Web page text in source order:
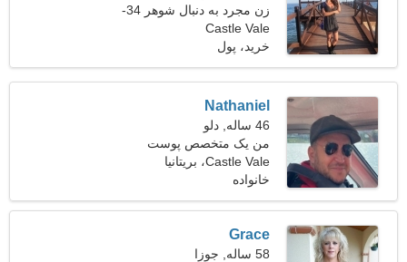
زن مجرد به دنبال شوهر 34-
41
Castle Vale
خرید، پول
Nathaniel
46 ساله, دلو
من یک متخصص پوست
هستم و به دنبال یک خانم
صمیمی هستم
Castle Vale، بریتانیا
خانواده
Grace
58 ساله, جوزا